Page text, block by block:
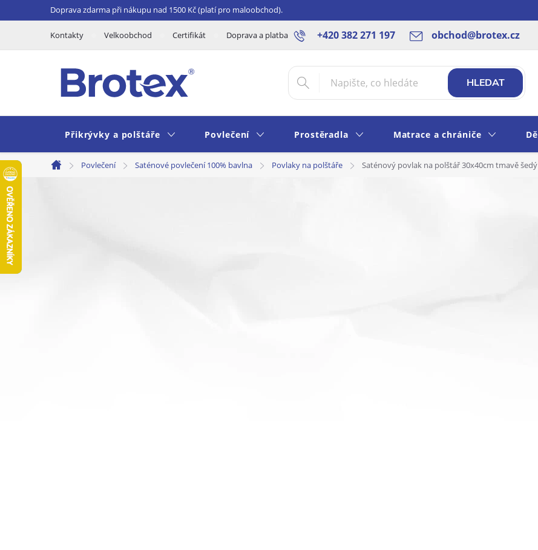
na
Doprava zdarma při nákupu nad 1500 Kč (platí pro maloobchod).
+420 382 271 197 obchod@brotex.cz
Kontakty Velkoobchod Certifikát Doprava a platba Blog Rady a tipy Obchodní podmínky Ochrana
HLEDAT
Přikrývky a polštáře Povlečení Prostěradla Matrace a chrániče
Domů
Povlečení Saténové povlečení 100% bavlna Povlaky na polštáře Saténový povlak na polštář 30x40cm tmavě šedý